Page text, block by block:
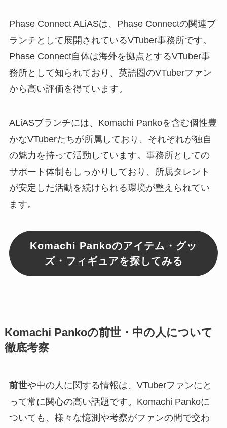
Phase Connect ALiASは、Phase Connectの関連ブ
ランチとして展開されているVTuber事務所です。
Phase Connect自体は海外を拠点とするVTuber事
務所として知られており、英語圏のVTuberファン
から高い評価を得ています。
ALiASブランチには、Komachi Pankoを含む個性豊
かなVTuberたちが所属しており、それぞれが独自
の魅力を持って活動しています。事務所としての
サポート体制もしっかりしており、所属タレント
が安定した活動を続けられる環境が整えられてい
ます。
Komachi Pankoのアイテム・グッ
ズ・フィギュアを探してみる
Komachi Pankoの前世・中の人について
徹底考察
前世や中の人に関する情報は、VTuberファンにと
って常に関心の高い話題です。Komachi Pankoに
ついても、様々な憶測や考察がファンの間で交わ